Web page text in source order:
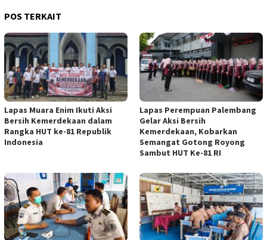
POS TERKAIT
Lapas Muara Enim Ikuti Aksi
Bersih Kemerdekaan dalam
Rangka HUT ke-81 Republik
Indonesia
Lapas Perempuan Palembang
Gelar Aksi Bersih
Kemerdekaan, Kobarkan
Semangat Gotong Royong
Sambut HUT Ke-81 RI